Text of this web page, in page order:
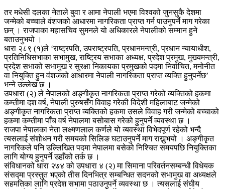
तर मधेसी दलका नेताले बुवा र आमा नेपाली भएमा विश्वको जुनसुकै देशमा
जन्मेको बच्चाले वंशजको आधारमा नागरिकता प्राप्त गर्न पाउनुपर्ने माग गरेका
छन् । राजपाका महासचिव सुमनले यो अधिकारले नेपालीको सम्मान हुने
बताउनुभयो ।
धारा २८९ (१)ले ‘राष्ट्रपति, उपराष्ट्रपति, प्रधानमन्त्री, प्रधान न्यायाधीश,
प्रतिनिधिसभाका सभामुख, राष्ट्रिय सभाका अध्यक्ष, प्रदेश प्रमुख, मुख्यमन्त्री,
प्रदेश सभाको सभामुख र सुरक्षा निकायका प्रमुखको पदमा निर्वाचित, मनोनीत
वा नियुक्ति हुन वंशजको आधारमा नेपाली नागरिकता प्राप्त व्यक्ति हुनुपर्नेछ’
भन्ने उल्लेख छ ।
उपधारा (२) ले नेपालको अङ्गीकृत नागरिकता प्राप्त गरेको व्यक्तिको हकमा
कम्तीमा दश वर्ष, नेपाली पुरुषसँग विवाह गरेकी विदेशी महिलाबाट जन्मेको
अङ्गीकृत नागरिकता प्राप्त व्यक्तिको हकमा उसले विवाह गरी जन्मेको बच्चाको
हकमा कम्तीमा पाँच वर्ष नेपालमा बसोबास गरेको हुनुपर्ने व्यवस्था छ ।
राजपा नेपालका नेता लक्ष्मणलाल कर्णले यो व्यवस्था विभेदपूर्ण रहेको भन्दै
त्यसलाई संशोधन गरी समयको सिलिङ घटाउनुपर्ने माग राख्नुभयो । अङ्गीकृत
नागरिकले पनि उल्लिखित पदमा नेपालमा बसेको निश्चित समयपछि नियुक्तिका
लागि योग्य हुनुपर्ने उहाँको तर्क छ ।
संविधानको धारा २७४ को उपधारा ४ (२) मा सिमाना परिवर्तनसम्बन्धी विधेयक
संसद्मा प्रस्तुत भएको तीस दिनभित्र सम्बन्धित सदनको सभामुख वा अध्यक्षले
सहमतिका लागि प्रदेश सभामा पठाउनुपर्ने व्यवस्था छ । त्यसलाई संघीय